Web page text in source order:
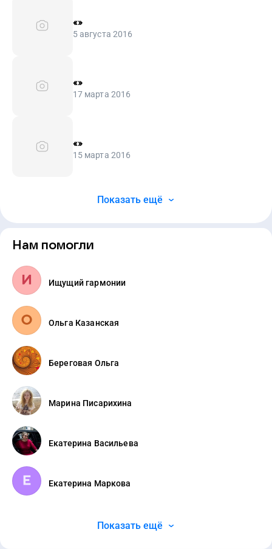
«»
5 августа 2016
«»
17 марта 2016
«»
15 марта 2016
Показать ещё
Нам помогли
Ищущий гармонии
Ольга Казанская
Береговая Ольга
Марина Писарихина
Екатерина Васильева
Екатерина Маркова
Показать ещё